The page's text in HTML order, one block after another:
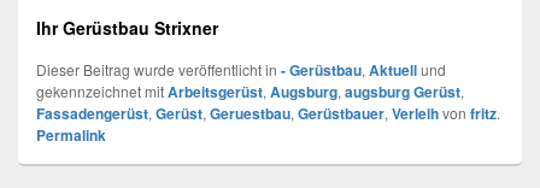
Ihr Gerüstbau Strixner
Dieser Beitrag wurde veröffentlicht in - Gerüstbau, Aktuellund
gekennzeichnet mitArbeitsgerüst, Augsburg, augsburg Gerüst,
Fassadengerüst, Gerüst, Geruestbau, Gerüstbauer, Verleihvon fritz.
Permalink